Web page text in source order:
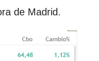
de Madrid.